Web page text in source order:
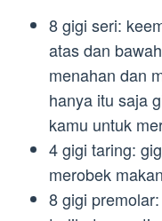
8 gigi seri:
atas dan
menahan dan
hanya itu saja
kamu untuk
4 gigi taring:
merobek
8 gigi